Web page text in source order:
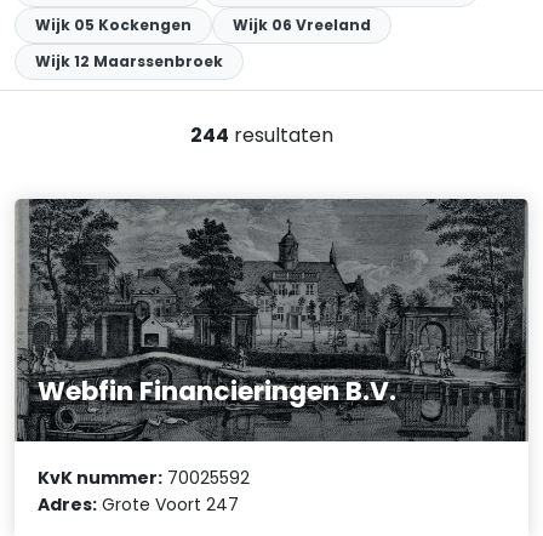
Wijk 05 Kockengen
Wijk 06 Vreeland
Wijk 12 Maarssenbroek
244 resultaten
Webfin Financieringen B.V.
KvK nummer: 70025592
Adres: Grote Voort 247